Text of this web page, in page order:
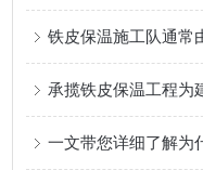
铁皮保温施工队通常
承揽铁皮保温工程为
一文带您详细了解为